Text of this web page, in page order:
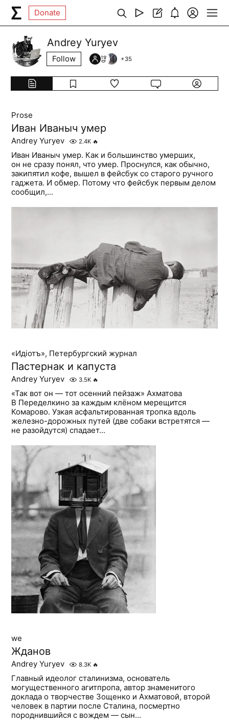
Donate
Andrey Yuryev
Follow +35
Prose
Иван Иваныч умер
Andrey Yuryev 2.4K 🔥
Иван Иваныч умер. Как и большинство умерших,
он не сразу понял, что умер. Проснулся, как обычно,
закипятил кофе, вышел в фейсбук со старого ручного
гаджета. И обмер. Потому что фейсбук первым делом
сообщил,...
«Идiотъ», Петербургский журнал
Пастернак и капуста
Andrey Yuryev 3.5K 🔥
«Так вот он — тот осенний пейзаж» Ахматова
В Переделкино за каждым клёном мерещится
Комарово. Узкая асфальтированная тропка вдоль
железно-дорожных путей (две собаки встретятся —
не разойдутся) спадает...
we
Жданов
Andrey Yuryev 8.3K 🔥
Главный идеолог сталинизма, основатель
могущественного агитпропа, автор знаменитого
доклада о творчестве Зощенко и Ахматовой, второй
человек в партии после Сталина, посмертно
породнившийся с вождем — сын...